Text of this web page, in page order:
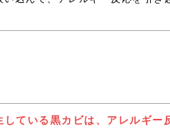
ている黒カビは、アレルギー